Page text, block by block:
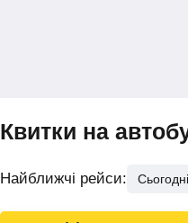
Квитки на
Найближчі рейси: Сьогодні